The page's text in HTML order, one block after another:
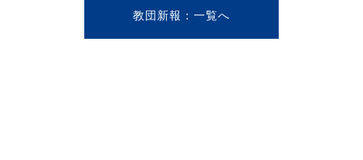
教団新報